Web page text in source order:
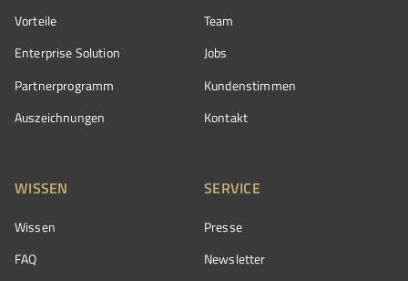
Vorteile
Enterprise Solution
Partnerprogramm
Auszeichnungen
Team
Jobs
Kundenstimmen
Kontakt
WISSEN
Wissen
FAQ
SERVICE
Presse
Newsletter